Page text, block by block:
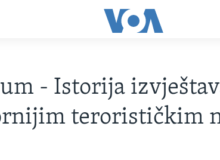
- Istorija
terorističkim